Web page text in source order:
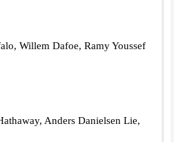
Willem Dafoe, Ramy Youssef
Anders Danielsen Lie,